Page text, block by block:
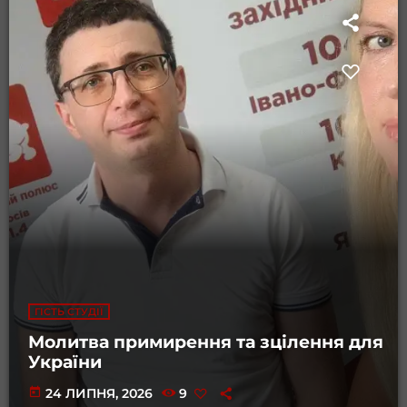
ГІСТЬ СТУДІЇ
Молитва примирення та зцілення для
України
today 24 ЛИПНЯ, 2026 9